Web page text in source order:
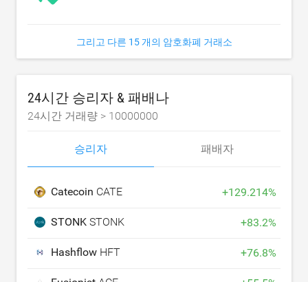
그리고 다른 15 개의 암호화폐 거래소
24시간 승리자 & 패배나
24시간 거래량 > 10000000
승리자 패배자
Catecoin CATE +129.214%
STONK STONK +83.2%
Hashflow HFT +76.8%